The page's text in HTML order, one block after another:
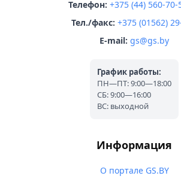
Телефон: +375 (44) 560-70-
Тел./факс: +375 (01562)
E-mail: gs@gs.by
График работы:
ПН—ПТ: 9:00—18:00
СБ: 9:00—16:00
ВС: выходной
Информация
О портале GS.BY